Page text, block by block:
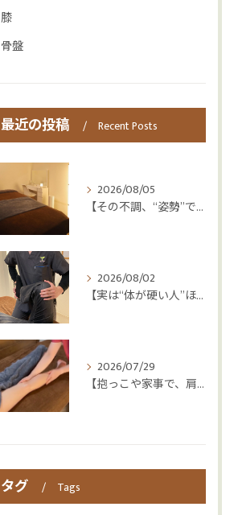
膝
骨盤
最近の投稿 Recent Posts
2026/08/05
【その不調、“姿勢”ではなく“呼吸”かもしれません😮‍💨】
2026/08/02
【実は“体が硬い人”ほど疲れやすい😳】
2026/07/29
【抱っこや家事で、肩・腰つらくなっていませんか？👶💦】
タグ Tags